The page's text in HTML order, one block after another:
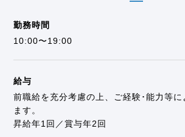
勤務時間
10:00〜19:00
給与
前職給を充分考慮の上、ご経験･能力等に
ます。
昇給年1回／賞与年2回